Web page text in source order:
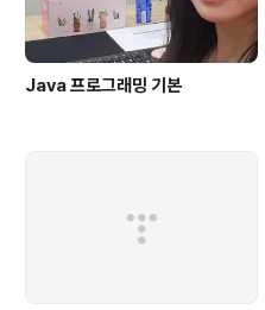
Java 프로그래밍 기본